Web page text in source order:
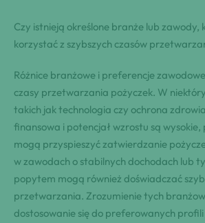
Czy istnieją określone branże lub zawody,
korzystać z szybszych czasów
Różnice branżowe i preferencje
czasy przetwarzania pożyczek. W
takich jak technologia czy ochrona
finansowa i potencjał wzrostu są
mogą przyspieszyć zatwierdzanie
w zawodach o stabilnych dochodach lub
popytem mogą również doświadczać
przetwarzania. Zrozumienie tych
dostosowanie się do preferowanych